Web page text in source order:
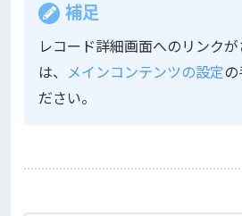
補足
レコード詳細画面へのリンク
は、 メインコンテンツの設定
ださい。